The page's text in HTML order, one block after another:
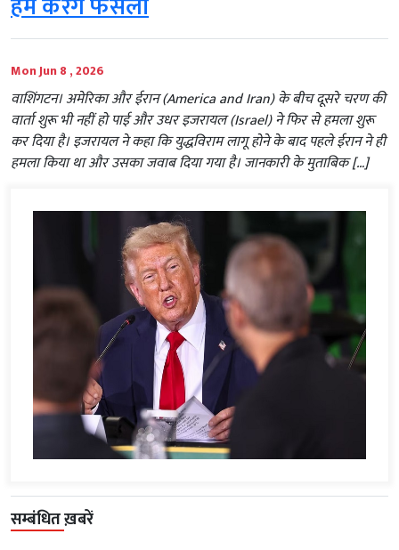
हम करेंगे फैसला
Mon Jun 8 , 2026
वाशिंगटन। अमेरिका और ईरान (America and Iran) के बीच दूसरे चरण की
वार्ता शुरू भी नहीं हो पाई और उधर इजरायल (Israel) ने फिर से हमला शुरू
कर दिया है। इजरायल ने कहा कि युद्धविराम लागू होने के बाद पहले ईरान ने ही
हमला किया था और उसका जवाब दिया गया है। जानकारी के मुताबिक […]
सम्बंधित ख़बरें